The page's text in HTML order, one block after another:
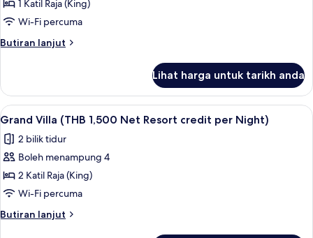
Night)
Private
Pool,
Sea
1,500
Net
Resort
credit
per
Night)
1 Katil Raja (King)
Wi-Fi percuma
Butiran lanjut
Butiran
Private
Pool,
Sea
(THB
1,500
Resort
credit
Night)
Lihat harga untuk tarikh anda
Lihat
semua
foto
untuk
Grand
Villa
(THB
1,500
7
Grand Villa (THB 1,500 Net Resort credit per Night)
2 bilik tidur
Boleh menampung 4
2 Katil Raja (King)
Wi-Fi percuma
Butiran lanjut
Butiran